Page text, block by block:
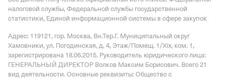
налоговой службы, Федеральной службы государственной
статистики, Единой информационной системы в сфере закупок
Адрес: 119121, гор. Москва, Вн.Тер.Г. Муниципальный округ
Хамовники, ул. Погодинская, д. 4, Этаж/Помещ. 1/Xix, ком. 1,
зарегистрирована 18.06.2015. Руководитель юридического лица:
ГЕНЕРАЛЬНЫЙ ДИРЕКТОР Волков Максим Борисович. Всего 21
вид деятельности. Основные реквизиты: Общество с